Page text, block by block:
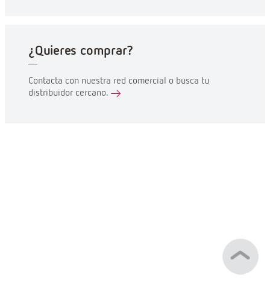
¿Quieres comprar?
Contacta con nuestra red comercial o busca tu
distribuidor cercano.